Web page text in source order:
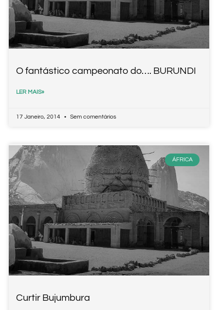
O fantástico campeonato do…. BURUNDI
LER MAIS»
17 Janeiro, 2014 Sem comentários
ÁFRICA
Curtir Bujumbura